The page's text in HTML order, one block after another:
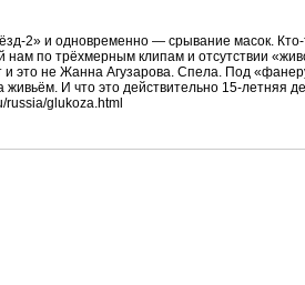
2» и одновременно — срывание масок.
нам по трёхмерным клипам и отсутствии
и это не Жанна Агузарова. Спела. Под
И что это действительно 15-летняя
russia/glukoza.html